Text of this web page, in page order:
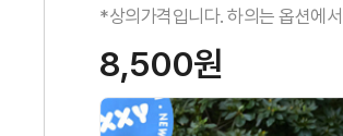
*상의가격입니다. 하의는 옵션에
8,500원